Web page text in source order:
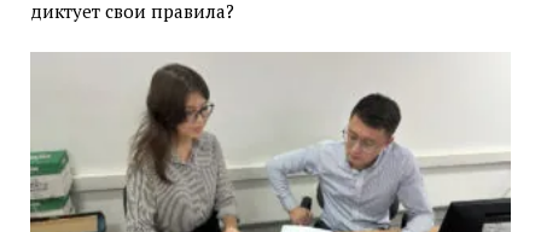
диктует свои правила?